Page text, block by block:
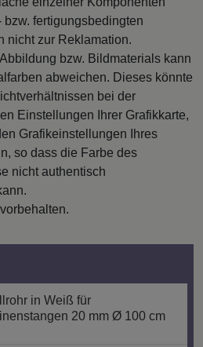
fertigungsbedingten
nicht zur Reklamation.
bzw. Bildmaterials kann
abweichen. Dieses könnte
bei der
Einstellungen Ihrer Grafikkarte,
Grafikeinstellungen Ihres
so dass die Farbe des
nicht authentisch
in Weiß für
20 mm Ø 100 cm